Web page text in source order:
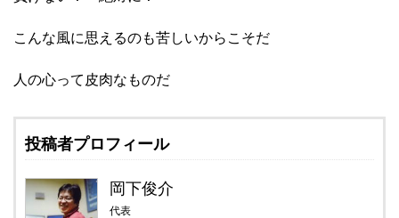
こんな風に思えるのも苦しいからこそだ
人の心って皮肉なものだ
投稿者プロフィール
岡下俊介
代表